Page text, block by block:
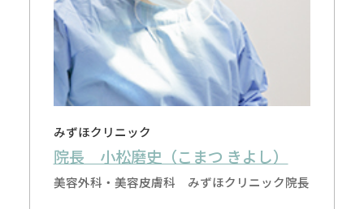
みずほクリニック
院長 小松磨史（こまつ きよし）
美容外科・美容皮膚科 みずほクリニック院長